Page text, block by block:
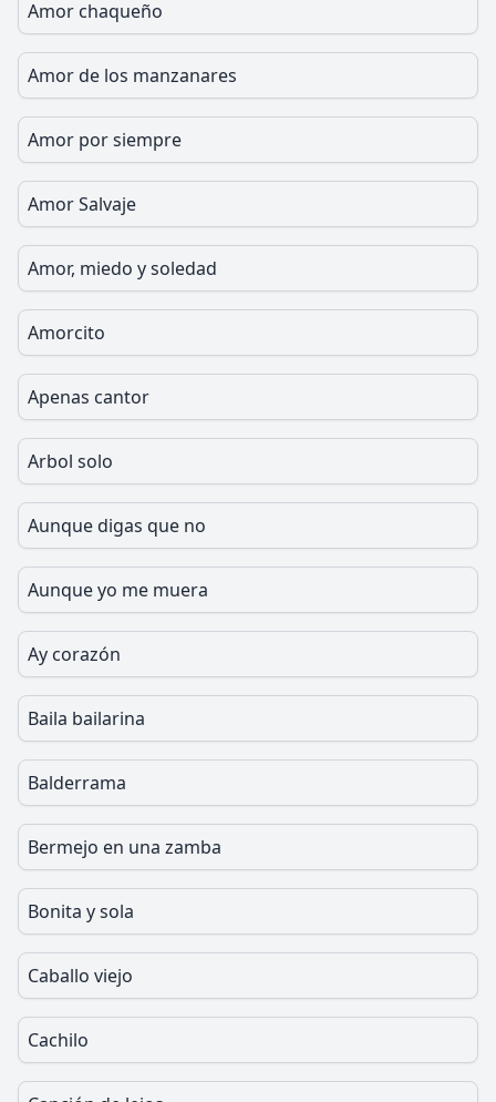
Amor chaqueño
Amor de los manzanares
Amor por siempre
Amor Salvaje
Amor, miedo y soledad
Amorcito
Apenas cantor
Arbol solo
Aunque digas que no
Aunque yo me muera
Ay corazón
Baila bailarina
Balderrama
Bermejo en una zamba
Bonita y sola
Caballo viejo
Cachilo